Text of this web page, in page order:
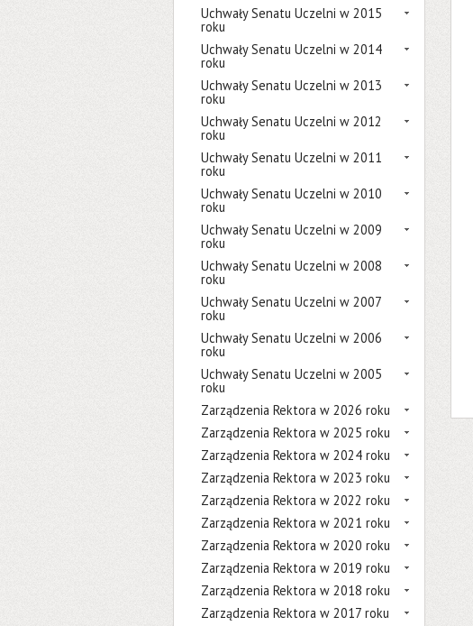
Uchwały Senatu Uczelni w 2015
roku
Uchwały Senatu Uczelni w 2014
roku
Uchwały Senatu Uczelni w 2013
roku
Uchwały Senatu Uczelni w 2012
roku
Uchwały Senatu Uczelni w 2011
roku
Uchwały Senatu Uczelni w 2010
roku
Uchwały Senatu Uczelni w 2009
roku
Uchwały Senatu Uczelni w 2008
roku
Uchwały Senatu Uczelni w 2007
roku
Uchwały Senatu Uczelni w 2006
roku
Uchwały Senatu Uczelni w 2005
roku
Zarządzenia Rektora w 2026 roku
Zarządzenia Rektora w 2025 roku
Zarządzenia Rektora w 2024 roku
Zarządzenia Rektora w 2023 roku
Zarządzenia Rektora w 2022 roku
Zarządzenia Rektora w 2021 roku
Zarządzenia Rektora w 2020 roku
Zarządzenia Rektora w 2019 roku
Zarządzenia Rektora w 2018 roku
Zarządzenia Rektora w 2017 roku